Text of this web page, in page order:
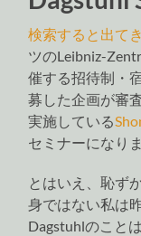
検索すると出て
ツのLeibniz-
催する招待制・
募した企画が審
実施している
セミナーになりま
とはいえ、恥ず
身ではない私は
Dagstuhlのこと